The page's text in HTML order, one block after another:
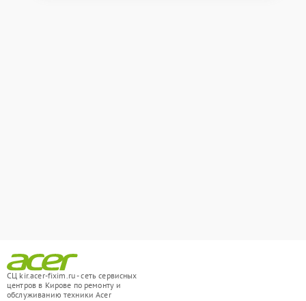
СЦ kir.acer-fixim.ru - сеть сервисных
центров в Кирове по ремонту и
обслуживанию техники Acer